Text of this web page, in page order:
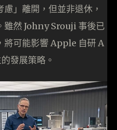
」離開，但並非退休，
雖然 Johny Srouji 事後已
將可能影響 Apple 自研 A
發展策略。